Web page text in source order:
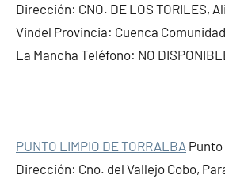
Dirección: CNO. DE LOS TORILES,
Vindel Provincia: Cuenca
La Mancha Teléfono: NO
PUNTO LIMPIO DE TORRALBA
Dirección: Cno. del Vallejo Cobo,